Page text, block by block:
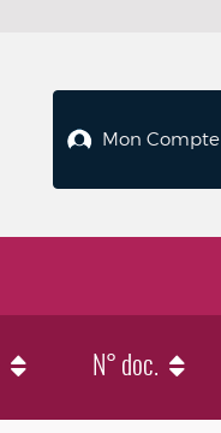
Mon Compte
N° doc.